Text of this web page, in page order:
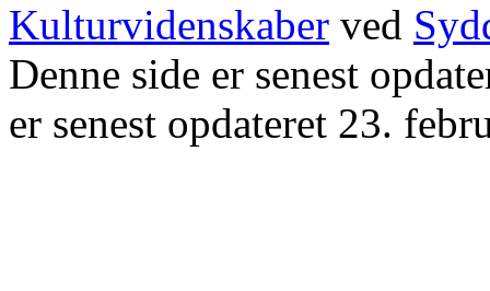
Kulturvidenskaber ved
Denne side er senest
er senest opdateret 23.